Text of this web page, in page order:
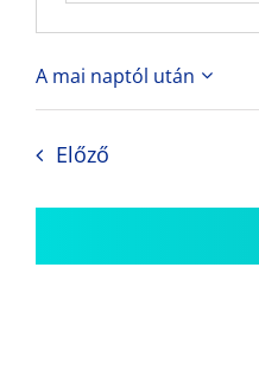
A mai naptól után
kiválasztása.
ElőzőEsemények